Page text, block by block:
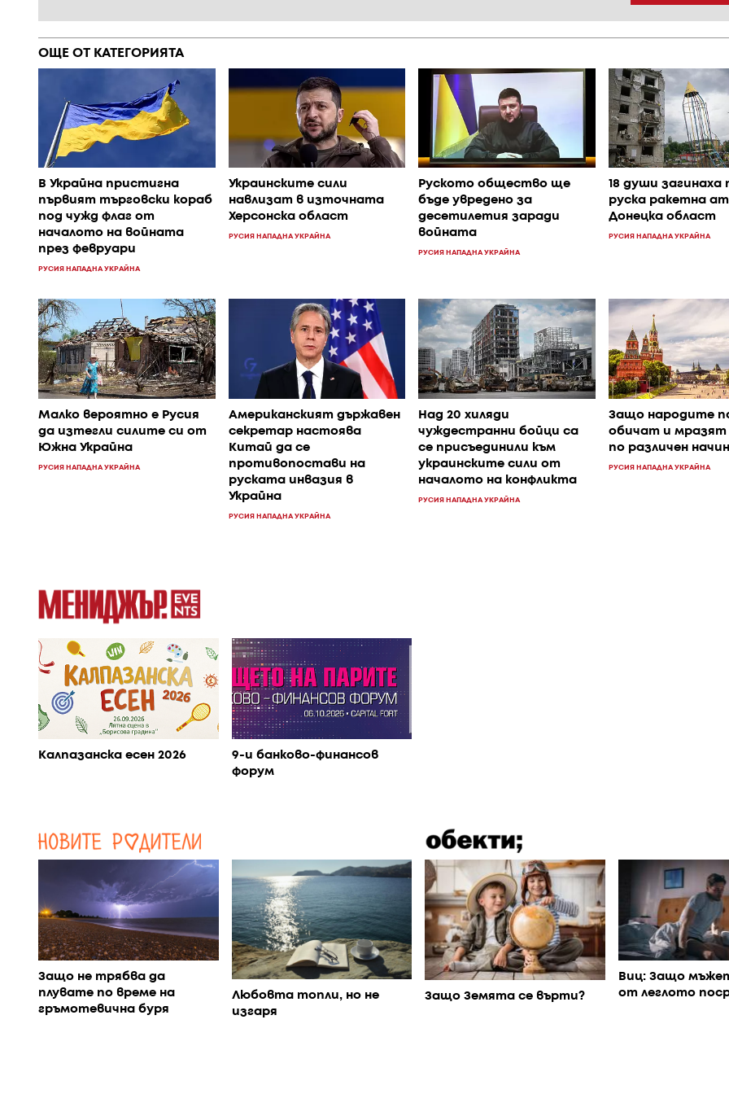
ОЩЕ ОТ КАТЕГОРИЯТА
В Украйна пристигна
първият търговски кораб
под чужд флаг от
началото на войната
през февруари
РУСИЯ НАПАДНА УКРАЙНА
Украинските сили
навлизат в източната
Херсонска област
РУСИЯ НАПАДНА УКРАЙНА
Руското общество ще
бъде увредено за
десетилетия заради
войната
РУСИЯ НАПАДНА УКРАЙНА
18 души загинаха
руска ракетна
Донецка област
РУСИЯ НАПАДНА УКРАЙНА
Малко вероятно е Русия
да изтегли силите си от
Южна Украйна
РУСИЯ НАПАДНА УКРАЙНА
Американският държавен
секретар настоява
Китай да се
противопостави на
руската инвазия в
Украйна
РУСИЯ НАПАДНА УКРАЙНА
Над 20 хиляди
чуждестранни бойци са
се присъединили към
украинските сили от
началото на конфликта
РУСИЯ НАПАДНА УКРАЙНА
Защо народите
обичат и мразят
по различен начин
РУСИЯ НАПАДНА УКРАЙНА
Калпазанска есен 2026
9-и банково-финансов
форум
Защо не трябва да
плувате по време на
гръмотевична буря
Любовта топли, но не
изгаря
Защо Земята се върти?
Виц: Защо
от леглото